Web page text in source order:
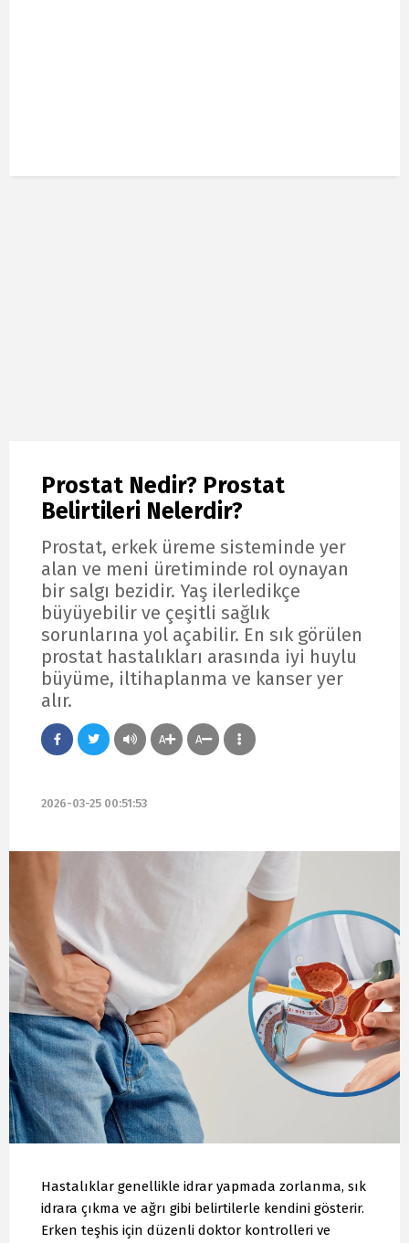
Prostat Nedir? Prostat
Belirtileri Nelerdir?
Prostat, erkek üreme sisteminde yer
alan ve meni üretiminde rol oynayan
bir salgı bezidir. Yaş ilerledikçe
büyüyebilir ve çeşitli sağlık
sorunlarına yol açabilir. En sık görülen
prostat hastalıkları arasında iyi huylu
büyüme, iltihaplanma ve kanser yer
alır.
A A
2026-03-25 00:51:53
Hastalıklar genellikle idrar yapmada zorlanma, sık
idrara çıkma ve ağrı gibi belirtilerle kendini gösterir.
Erken teşhis için düzenli doktor kontrolleri ve